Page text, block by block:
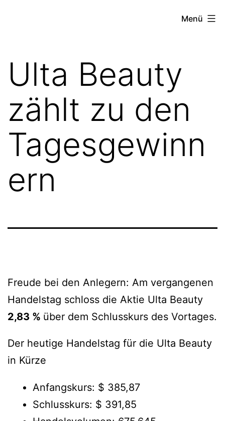
Menü
Ulta Beauty
zählt zu den
Tagesgewinn
ern
Freude bei den Anlegern: Am vergangenen
Handelstag schloss die Aktie Ulta Beauty
2,83 % über dem Schlusskurs des Vortages.
Der heutige Handelstag für die Ulta Beauty
in Kürze
Anfangskurs: $ 385,87
Schlusskurs: $ 391,85